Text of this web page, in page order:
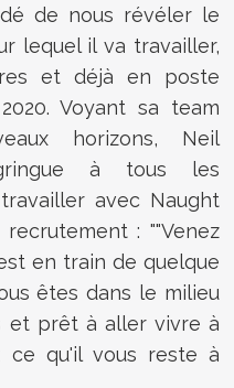
de nous révéler le
lequel il va travailler,
et déjà en poste
Voyant sa team
horizons, Neil
à tous les
avec Naught
: ""Venez
en train de quelque
êtes dans le milieu
et prêt à aller vivre à
ce qu'il vous reste à